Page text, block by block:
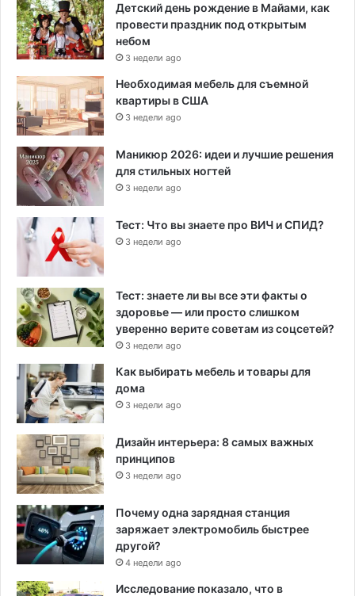
Детский день рождение в Майами, как
провести праздник под открытым
небом
3 недели ago
Необходимая мебель для съемной
квартиры в США
3 недели ago
Маникюр 2026: идеи и лучшие решения
для стильных ногтей
3 недели ago
Тест: Что вы знаете про ВИЧ и СПИД?
3 недели ago
Тест: знаете ли вы все эти факты о
здоровье — или просто слишком
уверенно верите советам из соцсетей?
3 недели ago
Как выбирать мебель и товары для
дома
3 недели ago
Дизайн интерьера: 8 самых важных
принципов
3 недели ago
Почему одна зарядная станция
заряжает электромобиль быстрее
другой?
4 недели ago
Исследование показало, что в